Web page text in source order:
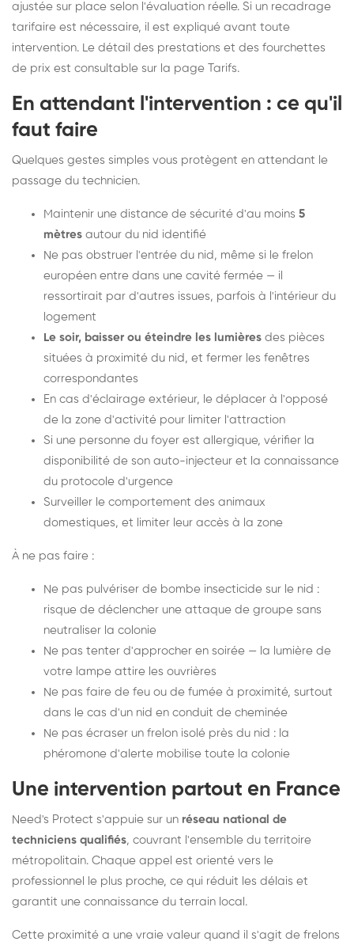
ajustée sur place selon l'évaluation réelle. Si un recadrage
tarifaire est nécessaire, il est expliqué avant toute
intervention. Le détail des prestations et des fourchettes
de prix est consultable sur la page Tarifs.
En attendant l'intervention : ce qu'il
faut faire
Quelques gestes simples vous protègent en attendant le
passage du technicien.
Maintenir une distance de sécurité d'au moins 5
mètres autour du nid identifié
Ne pas obstruer l'entrée du nid, même si le frelon
européen entre dans une cavité fermée — il
ressortirait par d'autres issues, parfois à l'intérieur du
logement
Le soir, baisser ou éteindre les lumières des pièces
situées à proximité du nid, et fermer les fenêtres
correspondantes
En cas d'éclairage extérieur, le déplacer à l'opposé
de la zone d'activité pour limiter l'attraction
Si une personne du foyer est allergique, vérifier la
disponibilité de son auto-injecteur et la connaissance
du protocole d'urgence
Surveiller le comportement des animaux
domestiques, et limiter leur accès à la zone
À ne pas faire :
Ne pas pulvériser de bombe insecticide sur le nid :
risque de déclencher une attaque de groupe sans
neutraliser la colonie
Ne pas tenter d'approcher en soirée — la lumière de
votre lampe attire les ouvrières
Ne pas faire de feu ou de fumée à proximité, surtout
dans le cas d'un nid en conduit de cheminée
Ne pas écraser un frelon isolé près du nid : la
phéromone d'alerte mobilise toute la colonie
Une intervention partout en France
Need's Protect s'appuie sur un réseau national de
techniciens qualifiés, couvrant l'ensemble du territoire
métropolitain. Chaque appel est orienté vers le
professionnel le plus proche, ce qui réduit les délais et
garantit une connaissance du terrain local.
Cette proximité a une vraie valeur quand il s'agit de frelons